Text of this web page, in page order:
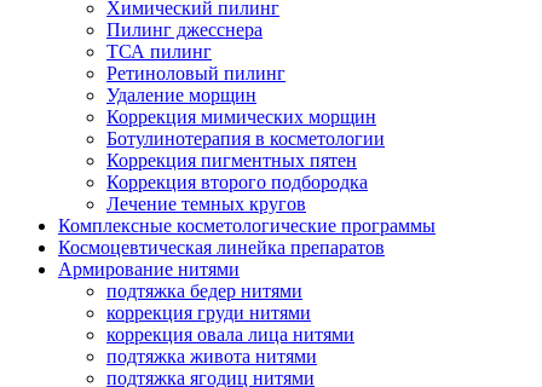
Химический пилинг
Пилинг джесснера
ТСА пилинг
Ретиноловый пилинг
Удаление морщин
Коррекция мимических морщин
Ботулинотерапия в косметологии
Коррекция пигментных пятен
Коррекция второго подбородка
Лечение темных кругов
Комплексные косметологические программы
Космоцевтическая линейка препаратов
Армирование нитями
подтяжка бедер нитями
коррекция груди нитями
коррекция овала лица нитями
подтяжка живота нитями
подтяжка ягодиц нитями